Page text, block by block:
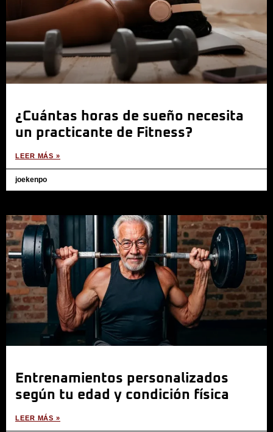
¿Cuántas horas de sueño necesita
un practicante de Fitness?
LEER MÁS »
joekenpo
Entrenamientos personalizados
según tu edad y condición física
LEER MÁS »